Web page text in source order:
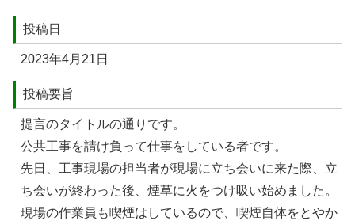
投稿日
2023年4⽉21⽇
投稿要旨
提⾔のタイトルの通りです。
公共⼯事を請け負って仕事をしている者です。
先⽇、⼯事現場の担当者が現場に⽴ち会いに来た際、⽴
ち会いが終わった後、煙草に⽕をつけ吸い始めました。
現場の作業員も喫煙はしているので、喫煙⾃体をとやか